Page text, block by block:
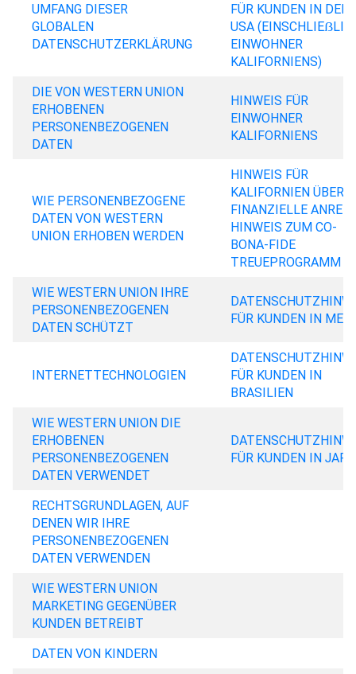
UMFANG DIESER
GLOBALEN
DATENSCHUTZERKLÄRUNG
FÜR KUNDEN IN DEN
USA
EINWOHNER
KALIFORNIENS)
DIE VON WESTERN UNION
ERHOBENEN
PERSONENBEZOGENEN
DATEN
HINWEIS FÜR
EINWOHNER
KALIFORNIENS
WIE PERSONENBEZOGENE
DATEN VON WESTERN
UNION ERHOBEN WERDEN
HINWEIS FÜR
KALIFORNIEN ÜBER
FINANZIELLE
HINWEIS ZUM CO-
BONA-FIDE
TREUEPROGRAMM
WIE WESTERN UNION IHRE
PERSONENBEZOGENEN
DATEN SCHÜTZT
FÜR KUNDEN IN
INTERNETTECHNOLOGIEN
FÜR KUNDEN IN
BRASILIEN
WIE WESTERN UNION DIE
ERHOBENEN
PERSONENBEZOGENEN
DATEN VERWENDET
FÜR KUNDEN IN
RECHTSGRUNDLAGEN, AUF
DENEN WIR IHRE
PERSONENBEZOGENEN
DATEN VERWENDEN
WIE WESTERN UNION
MARKETING GEGENÜBER
KUNDEN BETREIBT
DATEN VON KINDERN